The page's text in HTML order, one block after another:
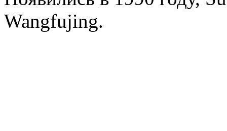
Wangfujing.